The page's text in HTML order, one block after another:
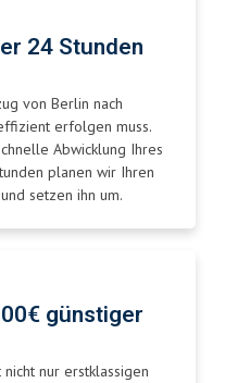
24 Stunden
von Berlin nach
erfolgen muss.
Abwicklung Ihres
planen wir Ihren
setzen ihn um.
günstiger
nur erstklassigen